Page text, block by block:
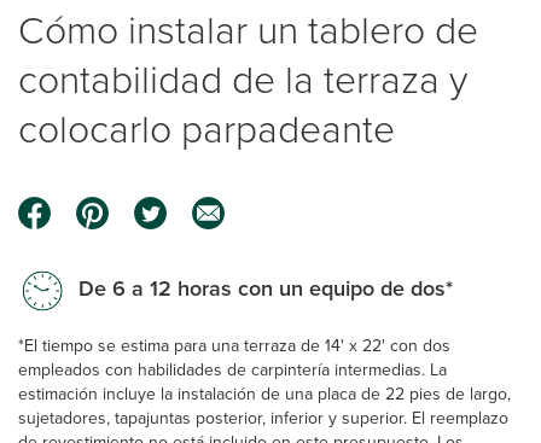
Cómo instalar un tablero de
contabilidad de la terraza y
colocarlo parpadeante
De 6 a 12 horas con un equipo de dos*
*El tiempo se estima para una terraza de 14' x 22' con dos
empleados con habilidades de carpintería intermedias. La
estimación incluye la instalación de una placa de 22 pies de largo,
sujetadores, tapajuntas posterior, inferior y superior. El reemplazo